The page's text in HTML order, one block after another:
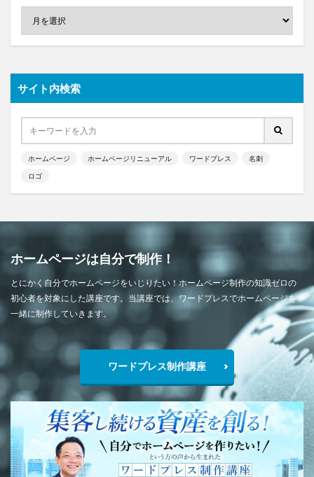
サイト内検索
ホームページ ホームページリニューアル ワードプレス 名刺
ロゴ
ホームページは自分で制作！
とにかく自分でホームページをいじりたい！ホームページ制作の知識ゼロの
初心者を対象にした講座です。当講座では、ワードプレスでホームページを
一緒に制作していきます。
ワードプレス制作講座